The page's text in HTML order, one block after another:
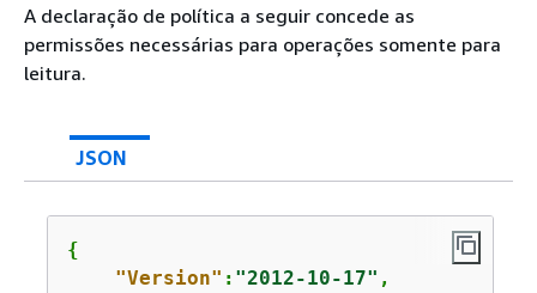
A declaração de política a seguir concede as
permissões necessárias para operações somente para
leitura.
JSON
{
"Version" : "2012-10-17" ,